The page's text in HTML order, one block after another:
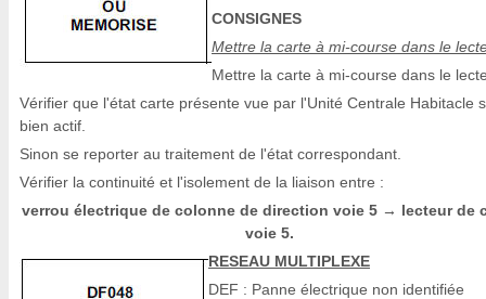
CONSIGNES
Mettre la carte à mi-course dans le
Mettre la carte à mi-course dans le
Vérifier que l'état carte présente vue par l'Unité Centrale Habitacle
bien actif.
Sinon se reporter au traitement de l'état correspondant.
Vérifier la continuité et l'isolement de la liaison entre :
verrou électrique de colonne de direction voie 5 → lecteur de
voie 5.
RESEAU MULTIPLEXE
DEF : Panne électrique non identifiée